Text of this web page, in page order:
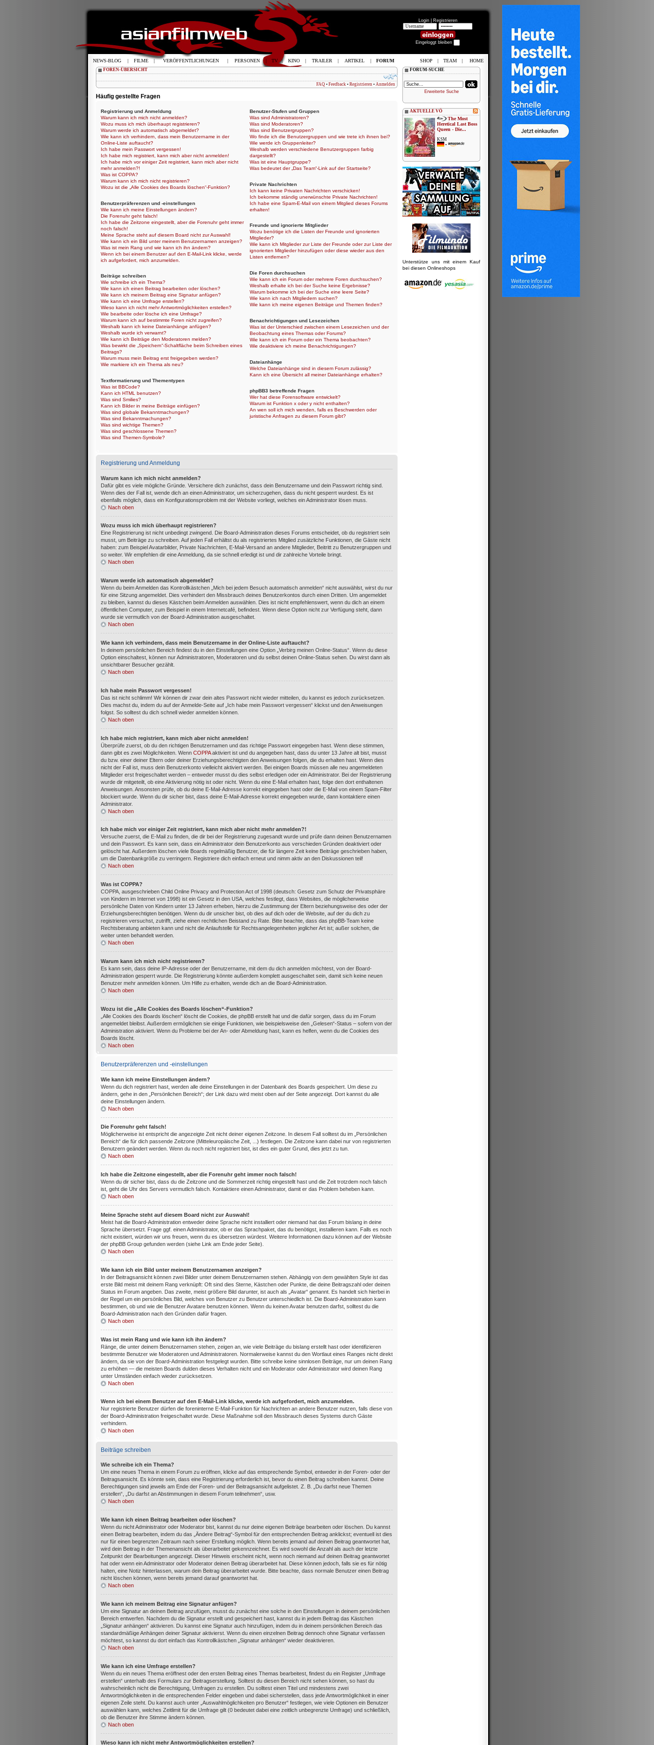
Login | Registrieren
Eingeloggt bleiben
FOREN-ÜBERSICHT
FAQ • Feedback • Registrieren • Anmelden
Häufig gestellte Fragen
Registrierung und Anmeldung
Warum kann ich mich nicht anmelden?
Wozu muss ich mich überhaupt registrieren?
Warum werde ich automatisch abgemeldet?
Wie kann ich verhindern, dass mein Benutzername in der
Online-Liste auftaucht?
Ich habe mein Passwort vergessen!
Ich habe mich registriert, kann mich aber nicht anmelden!
Ich habe mich vor einiger Zeit registriert, kann mich aber nicht
mehr anmelden?!
Was ist COPPA?
Warum kann ich mich nicht registrieren?
Wozu ist die „Alle Cookies des Boards löschen“-Funktion?
Benutzerpräferenzen und -einstellungen
Wie kann ich meine Einstellungen ändern?
Die Forenuhr geht falsch!
Ich habe die Zeitzone eingestellt, aber die Forenuhr geht immer
noch falsch!
Meine Sprache steht auf diesem Board nicht zur Auswahl!
Wie kann ich ein Bild unter meinem Benutzernamen anzeigen?
Was ist mein Rang und wie kann ich ihn ändern?
Wenn ich bei einem Benutzer auf den E-Mail-Link klicke, werde
ich aufgefordert, mich anzumelden.
Beiträge schreiben
Wie schreibe ich ein Thema?
Wie kann ich einen Beitrag bearbeiten oder löschen?
Wie kann ich meinem Beitrag eine Signatur anfügen?
Wie kann ich eine Umfrage erstellen?
Wieso kann ich nicht mehr Antwortmöglichkeiten erstellen?
Wie bearbeite oder lösche ich eine Umfrage?
Warum kann ich auf bestimmte Foren nicht zugreifen?
Weshalb kann ich keine Dateianhänge anfügen?
Weshalb wurde ich verwarnt?
Wie kann ich Beiträge den Moderatoren melden?
Was bewirkt die „Speichern“-Schaltfläche beim Schreiben eines
Beitrags?
Warum muss mein Beitrag erst freigegeben werden?
Wie markiere ich ein Thema als neu?
Textformatierung und Thementypen
Was ist BBCode?
Kann ich HTML benutzen?
Was sind Smilies?
Kann ich Bilder in meine Beiträge einfügen?
Was sind globale Bekanntmachungen?
Was sind Bekanntmachungen?
Was sind wichtige Themen?
Was sind geschlossene Themen?
Was sind Themen-Symbole?
Benutzer-Stufen und Gruppen
Was sind Administratoren?
Was sind Moderatoren?
Was sind Benutzergruppen?
Wo finde ich die Benutzergruppen und wie trete ich ihnen bei?
Wie werde ich Gruppenleiter?
Weshalb werden verschiedene Benutzergruppen farbig
dargestellt?
Was ist eine Hauptgruppe?
Was bedeutet der „Das Team“-Link auf der Startseite?
Private Nachrichten
Ich kann keine Privaten Nachrichten verschicken!
Ich bekomme ständig unerwünschte Private Nachrichten!
Ich habe eine Spam-E-Mail von einem Mitglied dieses Forums
erhalten!
Freunde und ignorierte Mitglieder
Wozu benötige ich die Listen der Freunde und ignorierten
Mitglieder?
Wie kann ich Mitglieder zur Liste der Freunde oder zur Liste der
ignorierten Mitglieder hinzufügen oder diese wieder aus den
Listen entfernen?
Die Foren durchsuchen
Wie kann ich ein Forum oder mehrere Foren durchsuchen?
Weshalb erhalte ich bei der Suche keine Ergebnisse?
Warum bekomme ich bei der Suche eine leere Seite?
Wie kann ich nach Mitgliedern suchen?
Wie kann ich meine eigenen Beiträge und Themen finden?
Benachrichtigungen und Lesezeichen
Was ist der Unterschied zwischen einem Lesezeichen und der
Beobachtung eines Themas oder Forums?
Wie kann ich ein Forum oder ein Thema beobachten?
Wie deaktiviere ich meine Benachrichtigungen?
Dateianhänge
Welche Dateianhänge sind in diesem Forum zulässig?
Kann ich eine Übersicht all meiner Dateianhänge erhalten?
phpBB3 betreffende Fragen
Wer hat diese Forensoftware entwickelt?
Warum ist Funktion x oder y nicht enthalten?
An wen soll ich mich wenden, falls es Beschwerden oder
juristische Anfragen zu diesem Forum gibt?
Registrierung und Anmeldung
Warum kann ich mich nicht anmelden?
Dafür gibt es viele mögliche Gründe. Versichere dich zunächst, dass dein Benutzername und dein Passwort richtig sind.
Wenn dies der Fall ist, wende dich an einen Administrator, um sicherzugehen, dass du nicht gesperrt wurdest. Es ist
ebenfalls möglich, dass ein Konfigurationsproblem mit der Website vorliegt, welches ein Administrator lösen muss.
Nach oben
Wozu muss ich mich überhaupt registrieren?
Eine Registrierung ist nicht unbedingt zwingend. Die Board-Administration dieses Forums entscheidet, ob du registriert sein
musst, um Beiträge zu schreiben. Auf jeden Fall erhältst du als registriertes Mitglied zusätzliche Funktionen, die Gäste nicht
haben: zum Beispiel Avatarbilder, Private Nachrichten, E-Mail-Versand an andere Mitglieder, Beitritt zu Benutzergruppen und
so weiter. Wir empfehlen dir eine Anmeldung, da sie schnell erledigt ist und dir zahlreiche Vorteile bringt.
Nach oben
Warum werde ich automatisch abgemeldet?
Wenn du beim Anmelden das Kontrollkästchen „Mich bei jedem Besuch automatisch anmelden“ nicht auswählst, wirst du nur
für eine Sitzung angemeldet. Dies verhindert den Missbrauch deines Benutzerkontos durch einen Dritten. Um angemeldet
zu bleiben, kannst du dieses Kästchen beim Anmelden auswählen. Dies ist nicht empfehlenswert, wenn du dich an einem
öffentlichen Computer, zum Beispiel in einem Internetcafé, befindest. Wenn diese Option nicht zur Verfügung steht, dann
wurde sie vermutlich von der Board-Administration ausgeschaltet.
Nach oben
Wie kann ich verhindern, dass mein Benutzername in der Online-Liste auftaucht?
In deinem persönlichen Bereich findest du in den Einstellungen eine Option „Verbirg meinen Online-Status“. Wenn du diese
Option einschaltest, können nur Administratoren, Moderatoren und du selbst deinen Online-Status sehen. Du wirst dann als
unsichtbarer Besucher gezählt.
Nach oben
Ich habe mein Passwort vergessen!
Das ist nicht schlimm! Wir können dir zwar dein altes Passwort nicht wieder mitteilen, du kannst es jedoch zurücksetzen.
Dies machst du, indem du auf der Anmelde-Seite auf „Ich habe mein Passwort vergessen“ klickst und den Anweisungen
folgst. So solltest du dich schnell wieder anmelden können.
Nach oben
Ich habe mich registriert, kann mich aber nicht anmelden!
Überprüfe zuerst, ob du den richtigen Benutzernamen und das richtige Passwort eingegeben hast. Wenn diese stimmen,
dann gibt es zwei Möglichkeiten. Wenn COPPAaktiviert ist und du angegeben hast, dass du unter 13 Jahre alt bist, musst
du bzw. einer deiner Eltern oder deiner Erziehungsberechtigten den Anweisungen folgen, die du erhalten hast. Wenn dies
nicht der Fall ist, muss dein Benutzerkonto vielleicht aktiviert werden. Bei einigen Boards müssen alle neu angemeldeten
Mitglieder erst freigeschaltet werden – entweder musst du dies selbst erledigen oder ein Administrator. Bei der Registrierung
wurde dir mitgeteilt, ob eine Aktivierung nötig ist oder nicht. Wenn du eine E-Mail erhalten hast, folge den dort enthaltenen
Anweisungen. Ansonsten prüfe, ob du deine E-Mail-Adresse korrekt eingegeben hast oder die E-Mail von einem Spam-Filter
blockiert wurde. Wenn du dir sicher bist, dass deine E-Mail-Adresse korrekt eingegeben wurde, dann kontaktiere einen
Administrator.
Nach oben
Ich habe mich vor einiger Zeit registriert, kann mich aber nicht mehr anmelden?!
Versuche zuerst, die E-Mail zu finden, die dir bei der Registrierung zugesandt wurde und prüfe dann deinen Benutzernamen
und dein Passwort. Es kann sein, dass ein Administrator dein Benutzerkonto aus verschieden Gründen deaktiviert oder
gelöscht hat. Außerdem löschen viele Boards regelmäßig Benutzer, die für längere Zeit keine Beiträge geschrieben haben,
um die Datenbankgröße zu verringern. Registriere dich einfach erneut und nimm aktiv an den Diskussionen teil!
Nach oben
Was ist COPPA?
COPPA, ausgeschrieben Child Online Privacy and Protection Act of 1998 (deutsch: Gesetz zum Schutz der Privatsphäre
von Kindern im Internet von 1998) ist ein Gesetz in den USA, welches festlegt, dass Websites, die möglicherweise
persönliche Daten von Kindern unter 13 Jahren erheben, hierzu die Zustimmung der Eltern beziehungsweise des oder der
Erziehungsberechtigten benötigen. Wenn du dir unsicher bist, ob dies auf dich oder die Website, auf der du dich zu
registrieren versuchst, zutrifft, ziehe einen rechtlichen Beistand zu Rate. Bitte beachte, dass das phpBB-Team keine
Rechtsberatung anbieten kann und nicht die Anlaufstelle für Rechtsangelegenheiten jeglicher Art ist; außer solchen, die
weiter unten behandelt werden.
Nach oben
Warum kann ich mich nicht registrieren?
Es kann sein, dass deine IP-Adresse oder der Benutzername, mit dem du dich anmelden möchtest, von der Board-
Administration gesperrt wurde. Die Registrierung könnte außerdem komplett ausgeschaltet sein, damit sich keine neuen
Benutzer mehr anmelden können. Um Hilfe zu erhalten, wende dich an die Board-Administration.
Nach oben
Wozu ist die „Alle Cookies des Boards löschen“-Funktion?
„Alle Cookies des Boards löschen“ löscht die Cookies, die phpBB erstellt hat und die dafür sorgen, dass du im Forum
angemeldet bleibst. Außerdem ermöglichen sie einige Funktionen, wie beispielsweise den „Gelesen“-Status – sofern von der
Administration aktiviert. Wenn du Probleme bei der An- oder Abmeldung hast, kann es helfen, wenn du die Cookies des
Boards löscht.
Nach oben
Benutzerpräferenzen und -einstellungen
Wie kann ich meine Einstellungen ändern?
Wenn du dich registriert hast, werden alle deine Einstellungen in der Datenbank des Boards gespeichert. Um diese zu
ändern, gehe in den „Persönlichen Bereich“; der Link dazu wird meist oben auf der Seite angezeigt. Dort kannst du alle
deine Einstellungen ändern.
Nach oben
Die Forenuhr geht falsch!
Möglicherweise ist entspricht die angezeigte Zeit nicht deiner eigenen Zeitzone. In diesem Fall solltest du im „Persönlichen
Bereich“ die für dich passende Zeitzone (Mitteleuropäische Zeit, ...) festlegen. Die Zeitzone kann dabei nur von registrierten
Benutzern geändert werden. Wenn du noch nicht registriert bist, ist dies ein guter Grund, dies jetzt zu tun.
Nach oben
Ich habe die Zeitzone eingestellt, aber die Forenuhr geht immer noch falsch!
Wenn du dir sicher bist, dass du die Zeitzone und die Sommerzeit richtig eingestellt hast und die Zeit trotzdem noch falsch
ist, geht die Uhr des Servers vermutlich falsch. Kontaktiere einen Administrator, damit er das Problem beheben kann.
Nach oben
Meine Sprache steht auf diesem Board nicht zur Auswahl!
Meist hat die Board-Administration entweder deine Sprache nicht installiert oder niemand hat das Forum bislang in deine
Sprache übersetzt. Frage ggf. einen Administrator, ob er das Sprachpaket, das du benötigst, installieren kann. Falls es noch
nicht existiert, würden wir uns freuen, wenn du es übersetzen würdest. Weitere Informationen dazu können auf der Website
der phpBB Group gefunden werden (siehe Link am Ende jeder Seite).
Nach oben
Wie kann ich ein Bild unter meinem Benutzernamen anzeigen?
In der Beitragsansicht können zwei Bilder unter deinem Benutzernamen stehen. Abhängig von dem gewählten Style ist das
erste Bild meist mit deinem Rang verknüpft: Oft sind dies Sterne, Kästchen oder Punkte, die deine Beitragszahl oder deinen
Status im Forum angeben. Das zweite, meist größere Bild darunter, ist auch als „Avatar“ genannt. Es handelt sich hierbei in
der Regel um ein persönliches Bild, welches von Benutzer zu Benutzer unterschiedlich ist. Die Board-Administration kann
bestimmen, ob und wie die Benutzer Avatare benutzen können. Wenn du keinen Avatar benutzen darfst, solltest du die
Board-Administration nach den Gründen dafür fragen.
Nach oben
Was ist mein Rang und wie kann ich ihn ändern?
Ränge, die unter deinem Benutzernamen stehen, zeigen an, wie viele Beiträge du bislang erstellt hast oder identifizieren
bestimmte Benutzer wie Moderatoren und Administratoren. Normalerweise kannst du den Wortlaut eines Ranges nicht direkt
ändern, da sie von der Board-Administration festgelegt wurden. Bitte schreibe keine sinnlosen Beiträge, nur um deinen Rang
zu erhöhen — die meisten Boards dulden dieses Verhalten nicht und ein Moderator oder Administrator wird deinen Rang
unter Umständen einfach wieder zurücksetzen.
Nach oben
Wenn ich bei einem Benutzer auf den E-Mail-Link klicke, werde ich aufgefordert, mich anzumelden.
Nur registrierte Benutzer dürfen die foreninterne E-Mail-Funktion für Nachrichten an andere Benutzer nutzen, falls diese von
der Board-Administration freigeschaltet wurde. Diese Maßnahme soll den Missbrauch dieses Systems durch Gäste
verhindern.
Nach oben
Beiträge schreiben
Wie schreibe ich ein Thema?
Um eine neues Thema in einem Forum zu eröffnen, klicke auf das entsprechende Symbol, entweder in der Foren- oder der
Beitragsansicht. Es könnte sein, dass eine Registrierung erforderlich ist, bevor du einen Beitrag schreiben kannst. Deine
Berechtigungen sind jeweils am Ende der Foren- und der Beitragsansicht aufgelistet. Z. B. „Du darfst neue Themen
erstellen“, „Du darfst an Abstimmungen in diesem Forum teilnehmen“, usw.
Nach oben
Wie kann ich einen Beitrag bearbeiten oder löschen?
Wenn du nicht Administrator oder Moderator bist, kannst du nur deine eigenen Beiträge bearbeiten oder löschen. Du kannst
einen Beitrag bearbeiten, indem du das „Ändere Beitrag“-Symbol für den entsprechenden Beitrag anklickst; eventuell ist dies
nur für einen begrenzten Zeitraum nach seiner Erstellung möglich. Wenn bereits jemand auf deinen Beitrag geantwortet hat,
wird dein Beitrag in der Themenansicht als überarbeitet gekennzeichnet. Es wird sowohl die Anzahl als auch der letzte
Zeitpunkt der Bearbeitungen angezeigt. Dieser Hinweis erscheint nicht, wenn noch niemand auf deinen Beitrag geantwortet
hat oder wenn ein Administrator oder Moderator deinen Beitrag überarbeitet hat. Diese können jedoch, falls sie es für nötig
halten, eine Notiz hinterlassen, warum dein Beitrag überarbeitet wurde. Bitte beachte, dass normale Benutzer einen Beitrag
nicht löschen können, wenn bereits jemand darauf geantwortet hat.
Nach oben
Wie kann ich meinem Beitrag eine Signatur anfügen?
Um eine Signatur an deinen Beitrag anzufügen, musst du zunächst eine solche in den Einstellungen in deinem persönlichen
Bereich entwerfen. Nachdem du die Signatur erstellt und gespeichert hast, kannst du in jedem Beitrag das Kästchen
„Signatur anhängen“ aktivieren. Du kannst eine Signatur auch hinzufügen, indem du in deinem persönlichen Bereich das
standardmäßige Anhängen deiner Signatur aktivierst. Wenn du einen einzelnen Beitrag dennoch ohne Signatur verfassen
möchtest, so kannst du dort einfach das Kontrollkästchen „Signatur anhängen“ wieder deaktivieren.
Nach oben
Wie kann ich eine Umfrage erstellen?
Wenn du ein neues Thema eröffnest oder den ersten Beitrag eines Themas bearbeitest, findest du ein Register „Umfrage
erstellen“ unterhalb des Formulars zur Beitragserstellung. Solltest du diesen Bereich nicht sehen können, so hast du
wahrscheinlich nicht die Berechtigung, Umfragen zu erstellen. Du solltest einen Titel und mindestens zwei
Antwortmöglichkeiten in die entsprechenden Felder eingeben und dabei sicherstellen, dass jede Antwortmöglichkeit in einer
eigenen Zeile steht. Du kannst auch unter „Auswahlmöglichkeiten pro Benutzer“ festlegen, wie viele Optionen ein Benutzer
auswählen kann, welches Zeitlimit für die Umfrage gilt (0 bedeutet dabei eine zeitlich unbegrenzte Umfrage) und schließlich,
ob die Benutzer ihre Stimme ändern können.
Nach oben
Wieso kann ich nicht mehr Antwortmöglichkeiten erstellen?
FORUM-SUCHE
Erweiterte Suche
AKTUELLE VÖ
The Most
Heretical Last Boss
Queen - Die...
KSM
•
Unterstütze uns mit einem Kauf
bei diesen Onlineshops
NEWS-BLOG | FILME | VERÖFFENTLICHUNGEN | PERSONEN | TV | KINO | TRAILER | ARTIKEL | FORUM SHOP | TEAM | HOME